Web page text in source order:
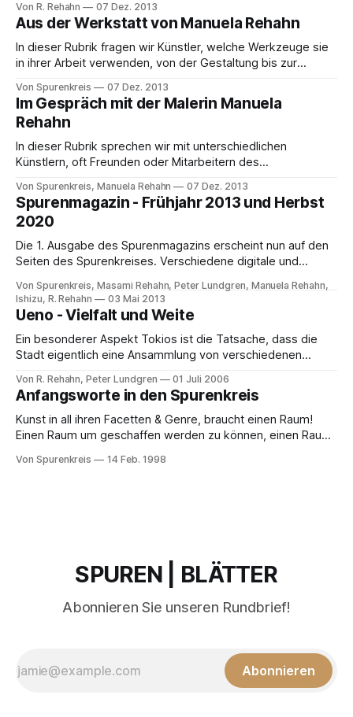
verstehen. ZEAMI...
Von R. Rehahn 07 Dez. 2013
Aus der Werkstatt von Manuela Rehahn
In dieser Rubrik fragen wir Künstler, welche Werkzeuge sie
in ihrer Arbeit verwenden, von der Gestaltung bis zur
unterschiedliche Materialien und Farben. Ich verwende
Ölfarben für Leinwände, Holz und Pappen bis hin zu
Pastellkreiden, Acrylfarben, Aquarellfarben und
verschiedene Stiftsortimente und Kohle für Zeichnungen u.
Von Spurenkreis 07 Dez. 2013
Im Gespräch mit der Malerin Manuela
Rehahn
In dieser Rubrik sprechen wir mit unterschiedlichen
Künstlern, oft Freunden oder Mitarbeitern des
Kunstschaffens und bitten um einen Ausblick auf die Zukunft
in ihren Werken. Für diese erste Ausgabe, haben wir, in
eigener Sache, mit einer Künstlerin des Spurenkreis
Verlages gesprochen, der Malerin
Von Spurenkreis, Manuela Rehahn 07 Dez. 2013
Spurenmagazin - Frühjahr 2013 und Herbst
2020
Die 1. Ausgabe des Spurenmagazins erscheint nun auf den
Seiten des Spurenkreises. Verschiedene digitale und
Erde, Menschen, Natur, Kunst und Kultur, Religion und
Philosophie, werden für dieses Format im Mittelpunkt
stehen. Artikel in dieser 1. Ausgabe befassen sich mit den
Frühlingsblüten in Japan,
Von Spurenkreis, Masami Rehahn, Peter Lundgren, Manuela Rehahn,
Ishizu, R. Rehahn
03 Mai 2013
Ueno - Vielfalt und Weite
Ein besonderer Aspekt Tokios ist die Tatsache, dass die
Stadt eigentlich eine Ansammlung von verschiedenen
zeigen, quasi ein Antlitz, das Tokioter, wie auch Gäste,
nachdem sie ein wenig mehr über den Charakter der
Metropole gelernt haben, als typisch für einen Stadtteil
Von R. Rehahn, Peter Lundgren 01 Juli 2006
Anfangsworte in den Spurenkreis
Kunst in all ihren Facet­ten & Genre, braucht einen Raum!
Einen Raum um geschaf­fen wer­den zu kön­nen, einen Raum
Von Spurenkreis 14 Feb. 1998
SPUREN | BLÄTTER
Abonnieren Sie unseren Rundbrief!
Abonnieren